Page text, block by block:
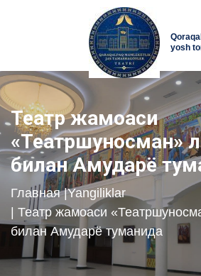
yosh
Театр жамоаси
«Театршуносман»
билан Амударё
Главная |Yangiliklar
| Театр жамоаси
билан Амударё туманида